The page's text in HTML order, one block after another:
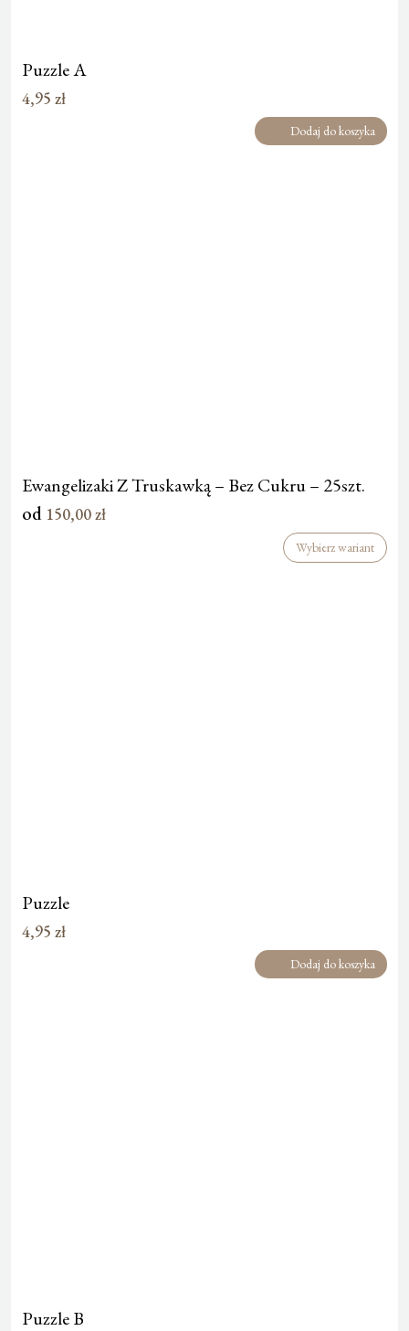
Puzzle A
4,95 zł
Dodaj do koszyka
Ewangelizaki Z Truskawką – Bez Cukru – 25szt.
od 150,00zł
Wybierz wariant
Puzzle
4,95 zł
Dodaj do koszyka
Puzzle B